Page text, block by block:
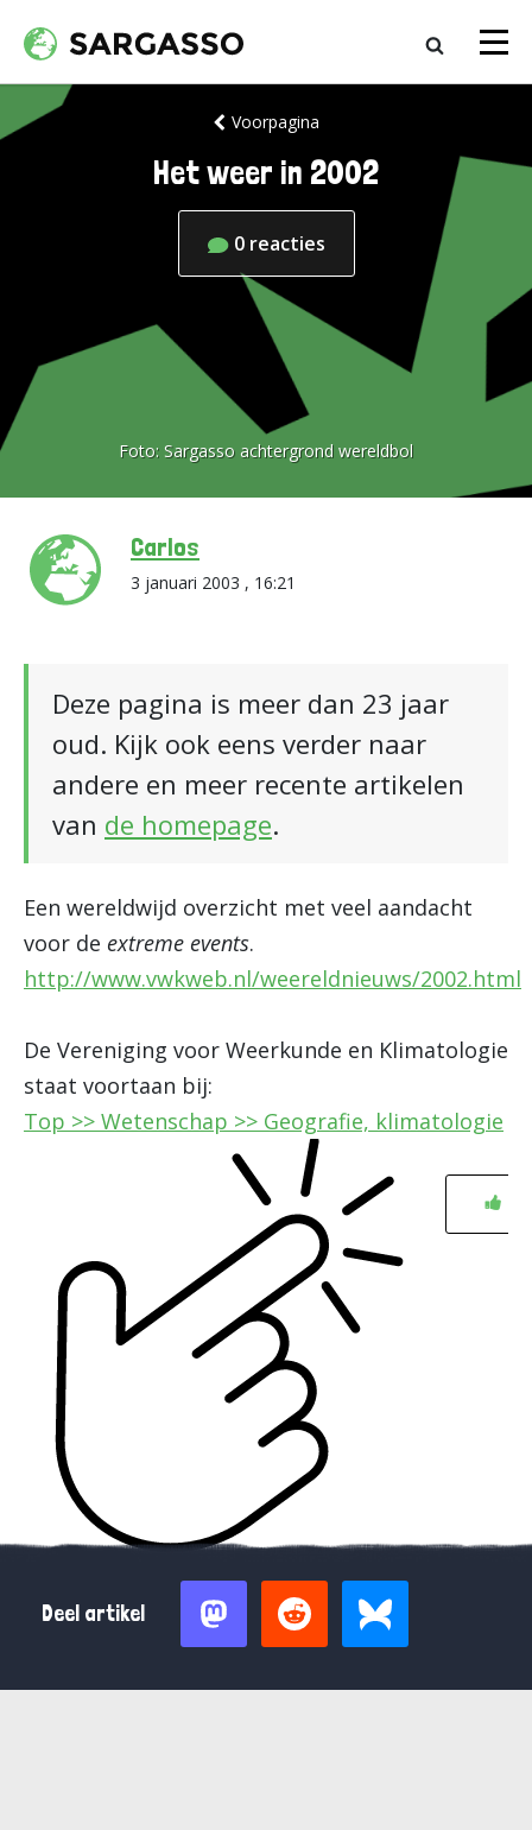
Voorpagina
Het weer in 2002
0 reacties
Foto: Sargasso achtergrond wereldbol
Carlos
3 januari 2003 , 16:21
Deze pagina is meer dan 23 jaar
oud. Kijk ook eens verder naar
andere en meer recente artikelen
van de homepage.
Een wereldwijd overzicht met veel aandacht
voor de extreme events.
http://www.vwkweb.nl/weereldnieuws/2002.html
De Vereniging voor Weerkunde en Klimatologie
staat voortaan bij:
Top >> Wetenschap >> Geografie, klimatologie
Deel artikel